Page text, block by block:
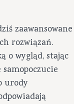
zaawansowane
rozwiązań.
o wygląd, stając
urody